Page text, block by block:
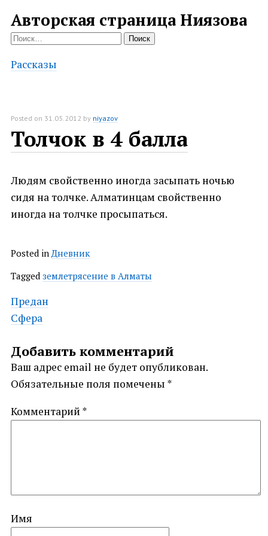
Авторская страница Ниязова
Найти:
Рассказы
Posted on 31.05.2012 byniyazov
Толчок в 4 балла
Людям свойственно иногда засыпать ночью
сидя на толчке. Алматинцам свойственно
иногда на толчке просыпаться.
Posted in Дневник
Tagged землетрясение в Алматы
Post
navigation
Предан
Сфера
Добавить комментарий
Ваш адрес email не будет опубликован.
Обязательные поля помечены *
Комментарий *
Имя